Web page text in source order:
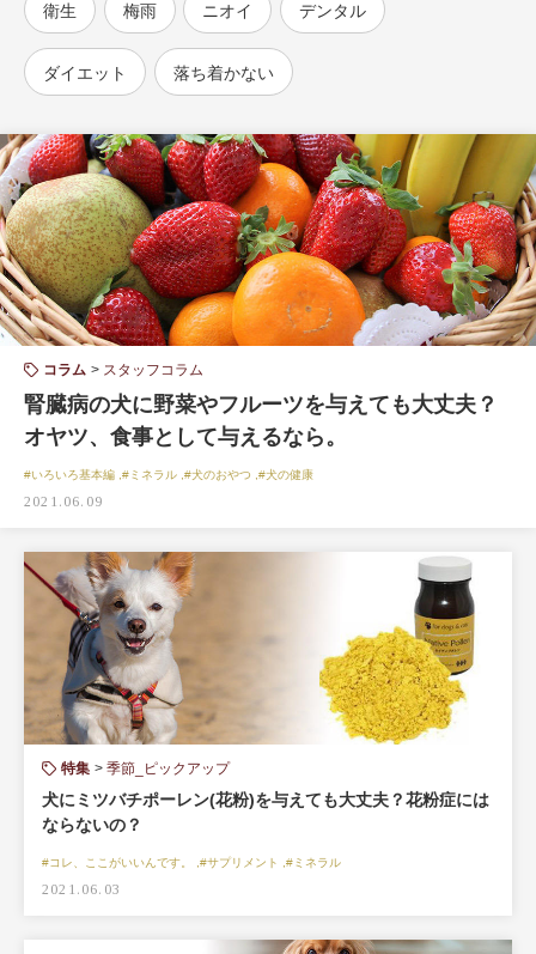
衛生 梅雨 ニオイ デンタル
ダイエット 落ち着かない
コラム スタッフコラム
腎臓病の犬に野菜やフルーツを与えても大丈夫？
オヤツ、食事として与えるなら。
#いろいろ基本編 ,#ミネラル ,#犬のおやつ ,#犬の健康
2021.06.09
特集 季節_ピックアップ
犬にミツバチポーレン(花粉)を与えても大丈夫？花粉症には
ならないの？
#コレ、ここがいいんです。 ,#サプリメント ,#ミネラル
2021.06.03